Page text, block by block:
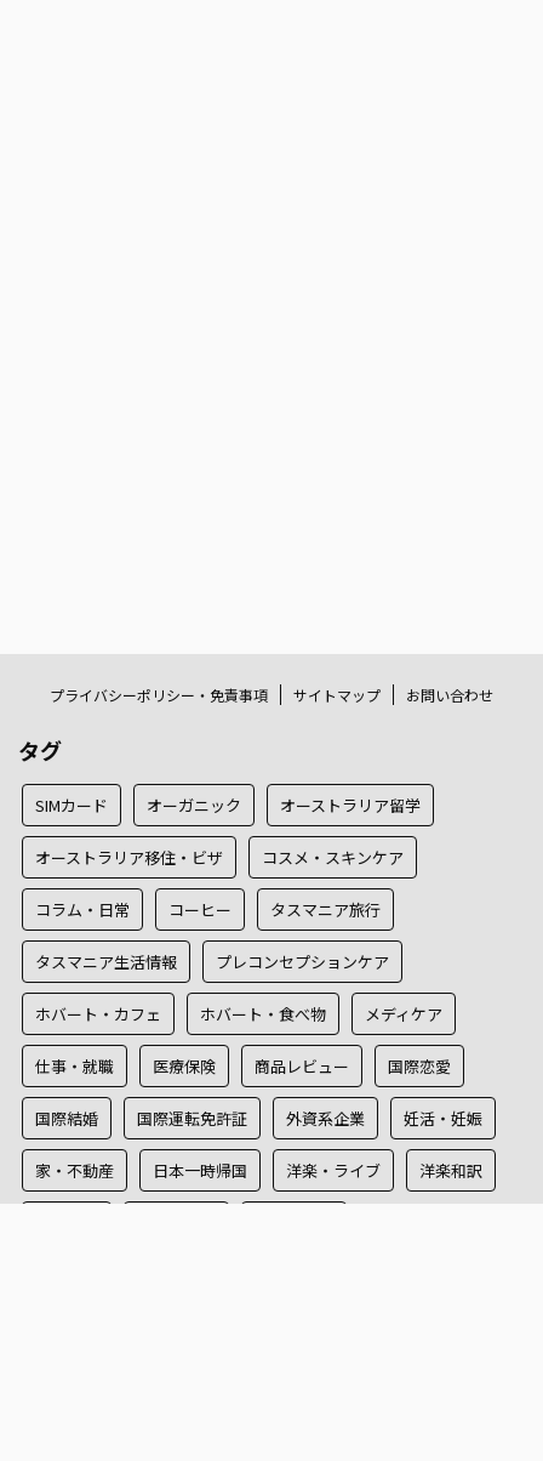
プライバシーポリシー・免責事項 サイトマップ お問い合わせ
タグ
SIMカード オーガニック オーストラリア留学
オーストラリア移住・ビザ コスメ・スキンケア
コラム・日常 コーヒー タスマニア旅行
タスマニア生活情報 プレコンセプションケア
ホバート・カフェ ホバート・食べ物 メディケア
仕事・就職 医療保険 商品レビュー 国際恋愛
国際結婚 国際運転免許証 外資系企業 妊活・妊娠
家・不動産 日本一時帰国 洋楽・ライブ 洋楽和訳